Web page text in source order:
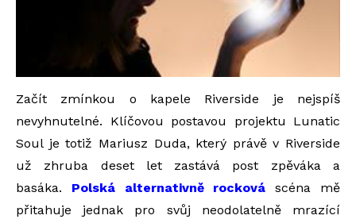
Začít zmínkou o kapele Riverside je nejspíš
nevyhnutelné. Klíčovou postavou projektu Lunatic
Soul je totiž Mariusz Duda, který právě v Riverside
už zhruba deset let zastává post zpěváka a
basáka. Polská alternativně rocková scéna mě
přitahuje jednak pro svůj neodolatelně mrazící